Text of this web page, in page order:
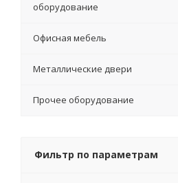
оборудование
Офисная мебель
Металлические двери
Прочее оборудование
Фильтр по параметрам